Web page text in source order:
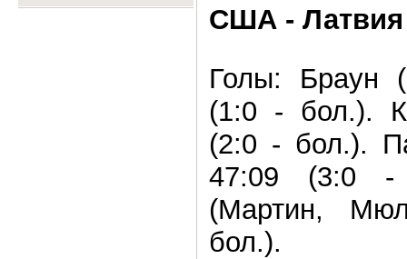
США - Латвия
Голы: Браун
(1:0 - бол.).
(2:0 - бол.).
47:09 (3:0 -
(Мартин,
бол.).